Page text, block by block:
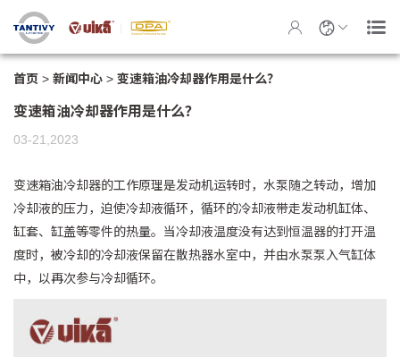
首页 > 新闻中心 > 变速箱油冷却器作用是什么？
变速箱油冷却器作用是什么？
03-21,2023
变速箱油冷却器的工作原理是发动机运转时，水泵随之转动，增加
冷却液的压力，迫使冷却液循环，循环的冷却液带走发动机缸体、
缸套、缸盖等零件的热量。当冷却液温度没有达到恒温器的打开温
度时，被冷却的冷却液保留在散热器水室中，并由水泵泵入气缸体
中，以再次参与冷却循环。